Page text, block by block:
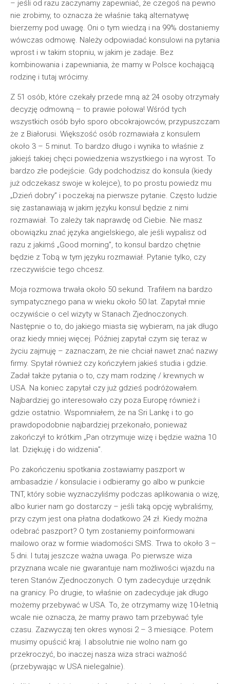
– jeśli od razu zaczynamy zapewniać, że czegoś na pewno
nie zrobimy, to oznacza że właśnie taką alternatywę
bierzemy pod uwagę. Oni o tym wiedzą i na 99% dostaniemy
wówczas odmowę. Należy odpowiadać konsulowi na pytania
wprost i w takim stopniu, w jakim je zadaje. Bez
kombinowania i zapewniania, że mamy w Polsce kochającą
rodzinę i tutaj wrócimy.
Z 51 osób, które czekały przede mną aż 24 osoby otrzymały
decyzję odmowną – to prawie połowa! Wśród tych
wszystkich osób było sporo obcokrajowców, przypuszczam
że z Białorusi. Większość osób rozmawiała z konsulem
około 3 – 5 minut. To bardzo długo i wynika to właśnie z
jakiejś takiej chęci powiedzenia wszystkiego i na wyrost. To
bardzo złe podejście. Gdy podchodzisz do konsula (kiedy
już odczekasz swoje w kolejce), to po prostu powiedz mu
„Dzień dobry” i poczekaj na pierwsze pytanie. Często ludzie
się zastanawiają w jakim języku konsul będzie z nimi
rozmawiał. To zależy tak naprawdę od Ciebie. Nie masz
obowiązku znać języka angielskiego, ale jeśli wypalisz od
razu z jakimś „Good morning”, to konsul bardzo chętnie
będzie z Tobą w tym języku rozmawiał. Pytanie tylko, czy
rzeczywiście tego chcesz.
Moja rozmowa trwała około 50 sekund. Trafiłem na bardzo
sympatycznego pana w wieku około 50 lat. Zapytał mnie
oczywiście o cel wizyty w Stanach Zjednoczonych.
Następnie o to, do jakiego miasta się wybieram, na jak długo
oraz kiedy mniej więcej. Później zapytał czym się teraz w
życiu zajmuję – zaznaczam, że nie chciał nawet znać nazwy
firmy. Spytał również czy kończyłem jakieś studia i gdzie.
Zadał także pytania o to, czy mam rodzinę / krewnych w
USA. Na koniec zapytał czy już gdzieś podróżowałem.
Najbardziej go interesowało czy poza Europę również i
gdzie ostatnio. Wspomniałem, że na Sri Lankę i to go
prawdopodobnie najbardziej przekonało, ponieważ
zakończył to krótkim „Pan otrzymuje wizę i będzie ważna 10
lat. Dziękuję i do widzenia”.
Po zakończeniu spotkania zostawiamy paszport w
ambasadzie / konsulacie i odbieramy go albo w punkcie
TNT, który sobie wyznaczyliśmy podczas aplikowania o wizę,
albo kurier nam go dostarczy – jeśli taką opcję wybraliśmy,
przy czym jest ona płatna dodatkowo 24 zł. Kiedy można
odebrać paszport? O tym zostaniemy poinformowani
mailowo oraz w formie wiadomości SMS. Trwa to około 3 –
5 dni. I tutaj jeszcze ważna uwaga. Po pierwsze wiza
przyznana wcale nie gwarantuje nam możliwości wjazdu na
teren Stanów Zjednoczonych. O tym zadecyduje urzędnik
na granicy. Po drugie, to właśnie on zadecyduje jak długo
możemy przebywać w USA. To, że otrzymamy wizę 10-letnią
wcale nie oznacza, że mamy prawo tam przebywać tyle
czasu. Zazwyczaj ten okres wynosi 2 – 3 miesiące. Potem
musimy opuścić kraj. I absolutnie nie wolno nam go
przekroczyć, bo inaczej nasza wiza straci ważność
(przebywając w USA nielegalnie).